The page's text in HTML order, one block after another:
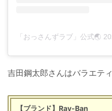
吉田鋼太郎さんはバラエテ
【ブランド】Ray-Ban